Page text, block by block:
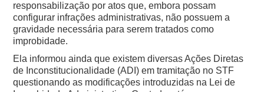
responsabilização por atos que, embora possam
configurar infrações administrativas, não possuem a
gravidade necessária para serem tratados como
improbidade.
Ela informou ainda que existem diversas Ações Diretas
de Inconstitucionalidade (ADI) em tramitação no STF
questionando as modificações introduzidas na Lei de